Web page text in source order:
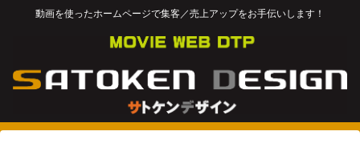
動画を使ったホームページで集客／売上アップをお手伝いします！